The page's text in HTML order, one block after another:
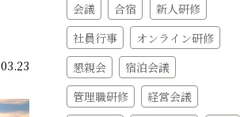
会議 合宿
新人研修
社員行事
オンライン研修
懇親会
宿泊会議
管理職研修
経営会議